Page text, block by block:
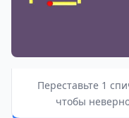
Переставьте 1
чтобы